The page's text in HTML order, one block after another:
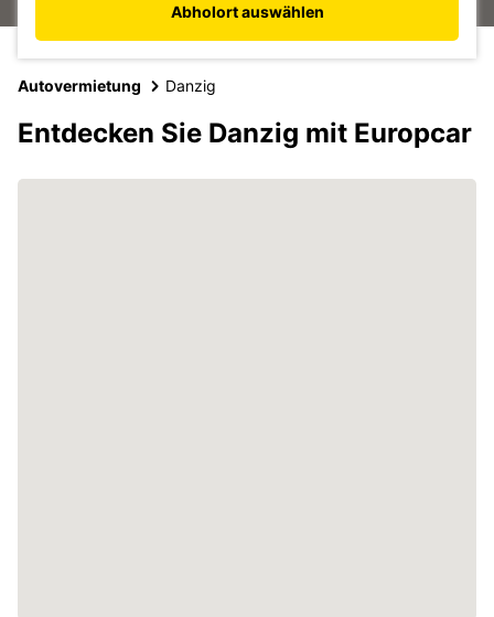
Abholort auswählen
Autovermietung Danzig
Entdecken Sie Danzig mit Europcar